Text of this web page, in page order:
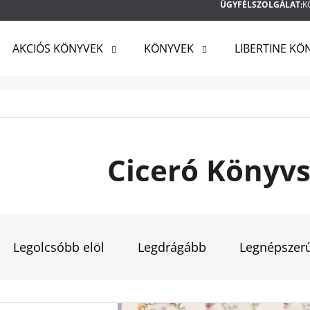
ÜGYFÉLSZOLGÁLAT:
AKCIÓS KÖNYVEK KÖNYVEK LIBERTINE
Ciceró
Legolcsóbb elöl Legdrágább